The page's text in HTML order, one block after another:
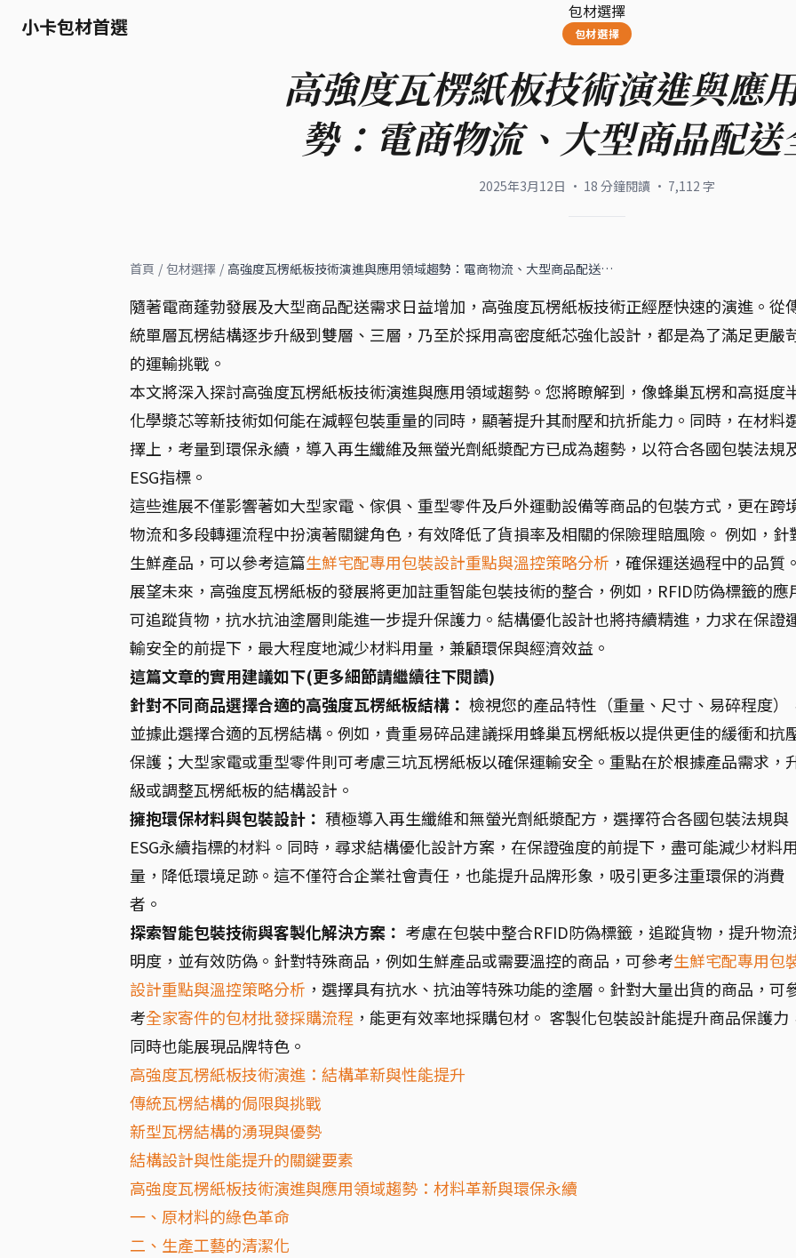
小卡包材首選
包材選擇
包材選擇
高強度瓦楞紙板技術演進與應
勢：電商物流、大型商品配送
2025年3月12日 · 18 分鐘閱讀 · 7,112 字
首頁 / 包材選擇 / 高強度瓦楞紙板技術演進與應用領域趨勢：電商物流、大型商品配送…
隨著電商蓬勃發展及大型商品配送需求日益增加，高強度瓦楞紙板技術正經歷快速的演進。從
統單層瓦楞結構逐步升級到雙層、三層，乃至於採用高密度紙芯強化設計，都是為了滿足更嚴
的運輸挑戰。
本文將深入探討高強度瓦楞紙板技術演進與應用領域趨勢。您將瞭解到，像蜂巢瓦楞和高挺度
化學漿芯等新技術如何能在減輕包裝重量的同時，顯著提升其耐壓和抗折能力。同時，在材料
擇上，考量到環保永續，導入再生纖維及無螢光劑紙漿配方已成為趨勢，以符合各國包裝法規
ESG指標。
這些進展不僅影響著如大型家電、傢俱、重型零件及戶外運動設備等商品的包裝方式，更在跨
物流和多段轉運流程中扮演著關鍵角色，有效降低了貨損率及相關的保險理賠風險。 例如，針
生鮮產品，可以參考這篇生鮮宅配專用包裝設計重點與溫控策略分析 ，確保運送過程中的品質。
展望未來，高強度瓦楞紙板的發展將更加註重智能包裝技術的整合，例如，RFID防偽標籤的應
可追蹤貨物，抗水抗油塗層則能進一步提升保護力。結構優化設計也將持續精進，力求在保證
輸安全的前提下，最大程度地減少材料用量，兼顧環保與經濟效益。
這篇文章的實用建議如下(更多細節請繼續往下閱讀)
針對不同商品選擇合適的高強度瓦楞紙板結構： 檢視您的產品特性（重量、尺寸、易碎程度）
並據此選擇合適的瓦楞結構。例如，貴重易碎品建議採用蜂巢瓦楞紙板以提供更佳的緩衝和抗
保護；大型家電或重型零件則可考慮三坑瓦楞紙板以確保運輸安全。重點在於根據產品需求，
級或調整瓦楞紙板的結構設計。
擁抱環保材料與包裝設計： 積極導入再生纖維和無螢光劑紙漿配方，選擇符合各國包裝法規與
ESG永續指標的材料。同時，尋求結構優化設計方案，在保證強度的前提下，盡可能減少材料用
量，降低環境足跡。這不僅符合企業社會責任，也能提升品牌形象，吸引更多注重環保的消費
者。
探索智能包裝技術與客製化解決方案： 考慮在包裝中整合RFID防偽標籤，追蹤貨物，提升物流
明度，並有效防偽。針對特殊商品，例如生鮮產品或需要溫控的商品，可參考生鮮宅配專用包
設計重點與溫控策略分析 ，選擇具有抗水、抗油等特殊功能的塗層。針對大量出貨的商品，可
考全家寄件的包材批發採購流程 ，能更有效率地採購包材。 客製化包裝設計能提升商品保護力
同時也能展現品牌特色。
高強度瓦楞紙板技術演進：結構革新與性能提升
傳統瓦楞結構的侷限與挑戰
新型瓦楞結構的湧現與優勢
結構設計與性能提升的關鍵要素
高強度瓦楞紙板技術演進與應用領域趨勢：材料革新與環保永續
一、原材料的綠色革命
二、生產工藝的清潔化